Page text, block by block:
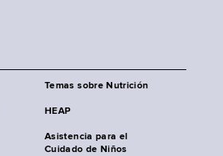
Temas sobre Nutrición
HEAP
Asistencia para el
Cuidado de Niños